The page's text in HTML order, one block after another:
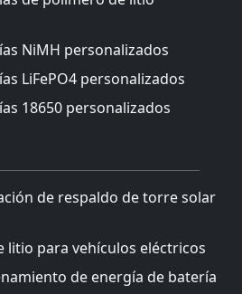
NiMH personalizados
LiFePO4 personalizados
18650 personalizados
de respaldo de torre solar
litio para vehículos eléctricos
de energía de batería